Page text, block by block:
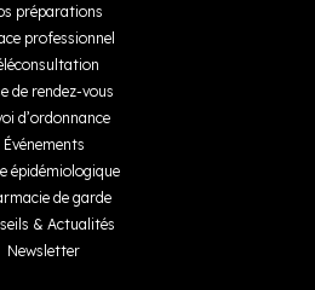
préparations
professionnel
de rendez-vous
d’ordonnance
Événements
épidémiologique
de garde
& Actualités
Newsletter